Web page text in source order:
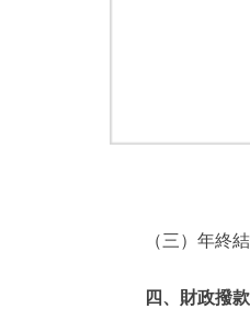
（三）年終結
四、財政撥